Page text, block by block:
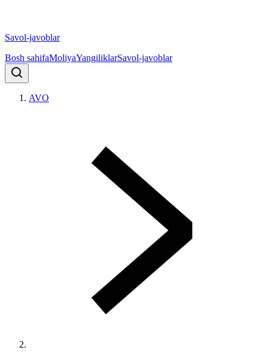
Savol-javoblar
Bosh sahifaMoliyaYangiliklarSavol-javoblar
AVO